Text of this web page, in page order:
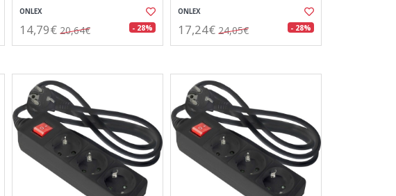
ONLEX
14,79€ 20,64€ - 28%
ONLEX
17,24€ 24,05€ - 28%